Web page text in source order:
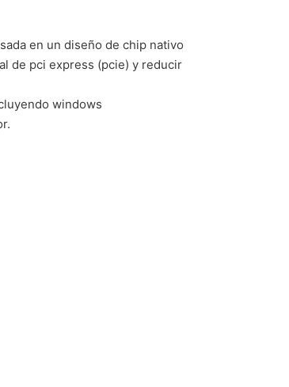
en un diseño de chip nativo
de pci express (pcie) y reducir
windows